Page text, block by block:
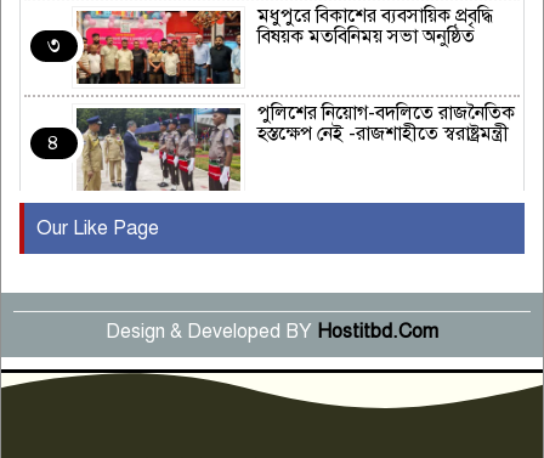
৩
মধুপুরে বিকাশের ব্যবসায়িক প্রবৃদ্ধি
বিষয়ক মতবিনিময় সভা অনুষ্ঠিত
৪
পুলিশের নিয়োগ-বদলিতে রাজনৈতিক
হস্তক্ষেপ নেই -রাজশাহীতে স্বরাষ্ট্রমন্ত্রী
৫
বছর পূর্তি উদযাপন
৬
সংবাদ সম্মেলনে অভিযোগ অস্বীকার
উদ্দেশ্য প্রণোদিত সংবাদ প্রকাশের
প্রতিবাদ নাজির হাসানের
Our Like Page
Design & Developed BY Hostitbd.Com